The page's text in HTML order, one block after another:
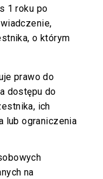
1 roku po
o którym
prawo do
dostępu do
ich
lub ograniczenia
na